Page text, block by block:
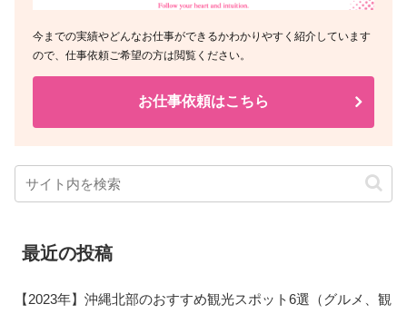
今までの実績やどんなお仕事ができるかわかりやすく紹介しています
ので、仕事依頼ご希望の方は閲覧ください。
お仕事依頼はこちら
最近の投稿
【2023年】沖縄北部のおすすめ観光スポット6選（グルメ、観